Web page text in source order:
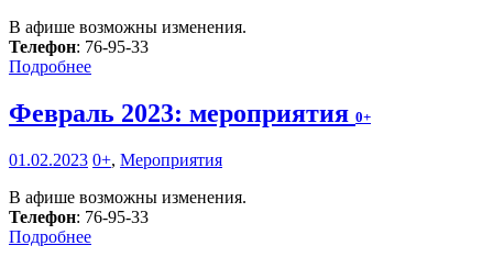
В афише возможны изменения.
Телефон: 76-95-33
Подробнее
Февраль 2023: мероприятия 0+
01.02.2023 0+, Мероприятия
В афише возможны изменения.
Телефон: 76-95-33
Подробнее